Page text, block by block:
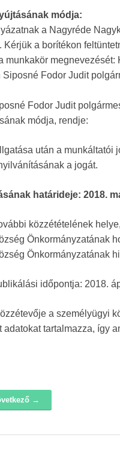
módja:
a Nagyréde
Kérjük a borítékon
munkakör megnevezését:
Siposné Fodor Judit
Fodor Judit
módja, rendje:
után a munkáltatói
a jogát.
határideje: 2018.
közzétételének
Önkormányzatának
Önkormányzatának
időpontja: 2018.
a személyügyi
adatokat tartalmazza, így
→